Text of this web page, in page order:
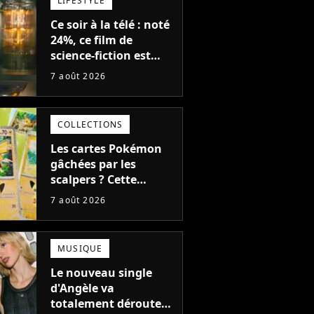
Ce soir à la télé : noté
24%, ce film de
science-fiction est
complètement raté,
encore pire à cause de
son acteur
7 août 2026
COLLECTIONS
Les cartes Pokémon
gâchées par les
scalpers ? Cette
technique géniale
ruiner les revendeurs
7 août 2026
MUSIQUE
Le nouveau single
d'Angèle va
totalement dérouter